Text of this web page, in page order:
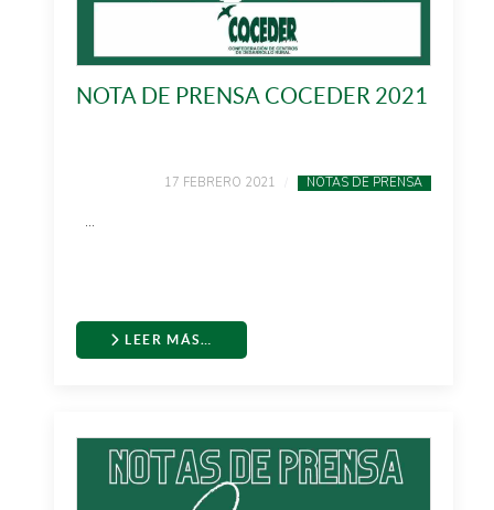
NOTA DE PRENSA COCEDER 2021
17 FEBRERO 2021 NOTAS DE PRENSA
...
LEER MÁS…